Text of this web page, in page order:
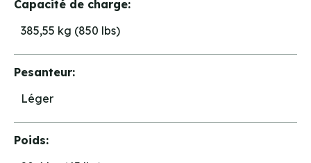
Capacité de charge:
385,55 kg (850 lbs)
Pesanteur:
Léger
Poids: